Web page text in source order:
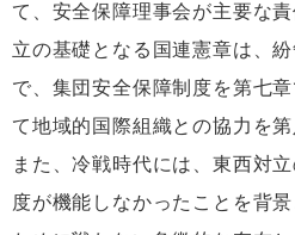
て、安全保障理事会が主要な
立の基礎となる国連憲章は、
で、集団安全保障制度を第七
て地域的国際組織との協力を
また、冷戦時代には、東西対
度が機能しなかったことを背